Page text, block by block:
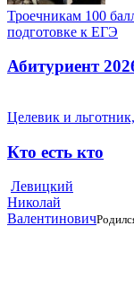
Троечникам 100
подготовке к ЕГЭ
Абитуриент
Целевик и
Кто есть кто
Левицкий
Николай
Валентинович